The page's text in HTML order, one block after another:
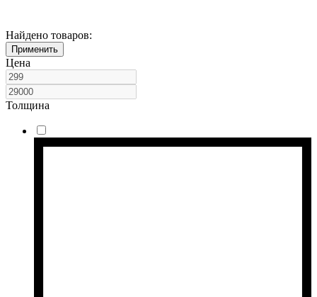
Найдено товаров:
Применить
Цена
Толщина